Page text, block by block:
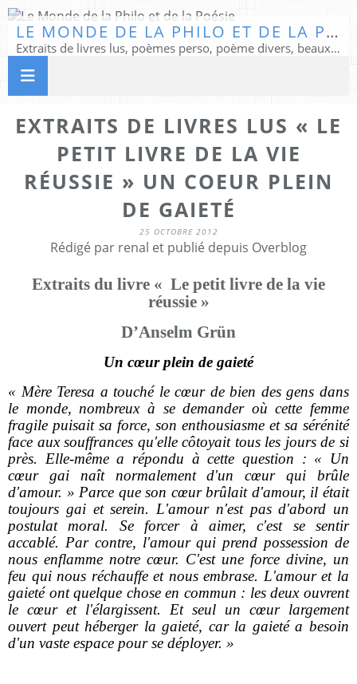
LE MONDE DE LA PHILO ET DE LA POÉSIE
Extraits de livres lus, poèmes perso, poème divers, beaux textes...
EXTRAITS DE LIVRES LUS « LE
PETIT LIVRE DE LA VIE
RÉUSSIE » UN COEUR PLEIN
DE GAIETÉ
25 OCTOBRE 2012
Rédigé par renal et publié depuis Overblog
Extraits du livre « Le petit livre de la vie
réussie »
D’Anselm Grün
Un cœur plein de gaieté
« Mère Teresa a touché le cœur de bien des gens dans
le monde, nombreux à se demander où cette femme
fragile puisait sa force, son enthousiasme et sa sérénité
face aux souffrances qu'elle côtoyait tous les jours de si
près. Elle-même a répondu à cette question : « Un
cœur gai naît normalement d'un cœur qui brûle
d'amour. » Parce que son cœur brûlait d'amour, il était
toujours gai et serein. L'amour n'est pas d'abord un
postulat moral. Se forcer à aimer, c'est se sentir
accablé. Par contre, l'amour qui prend possession de
nous enflamme notre cœur. C'est une force divine, un
feu qui nous réchauffe et nous embrase. L'amour et la
gaieté ont quelque chose en commun : les deux ouvrent
le cœur et l'élargissent. Et seul un cœur largement
ouvert peut héberger la gaieté, car la gaieté a besoin
d'un vaste espace pour se déployer. »